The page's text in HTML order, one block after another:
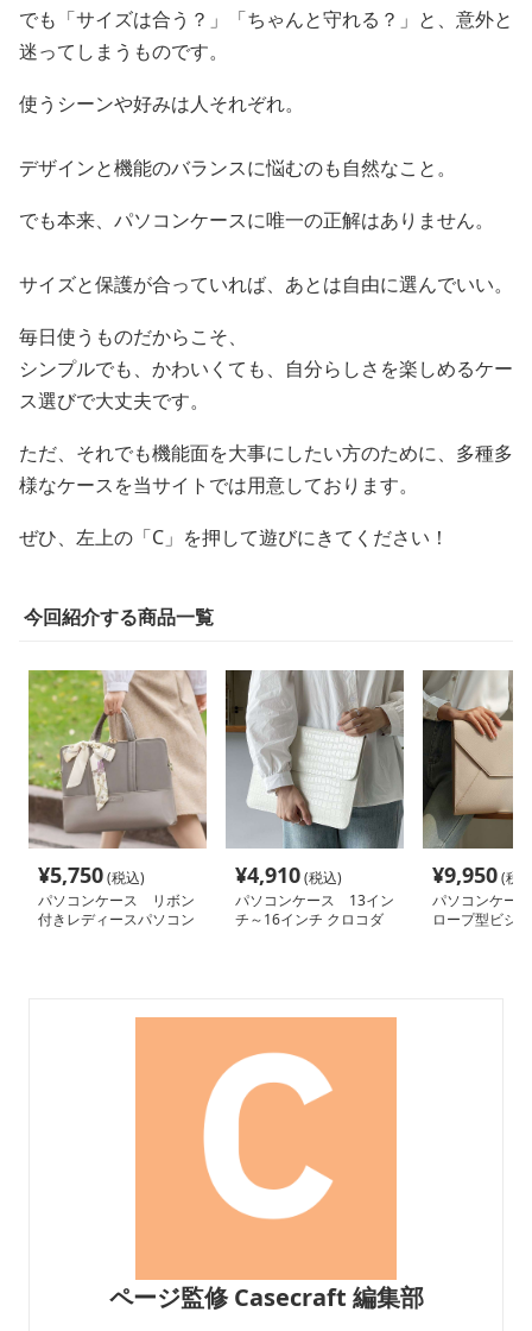
でも「サイズは合う？」「ちゃんと守れる？」と、意外と
迷ってしまうものです。
使うシーンや好みは人それぞれ。
デザインと機能のバランスに悩むのも自然なこと。
でも本来、パソコンケースに唯一の正解はありません。
サイズと保護が合っていれば、あとは自由に選んでいい。
毎日使うものだからこそ、
シンプルでも、かわいくても、自分らしさを楽しめるケー
ス選びで大丈夫です。
ただ、それでも機能面を大事にしたい方のために、多種多
様なケースを当サイトでは用意しております。
ぜひ、左上の「C」を押して遊びにきてください！
今回紹介する商品一覧
¥5,750(税込)
パソコンケース リボン
付きレディースパソコン
¥4,910(税込)
パソコンケース 13イン
チ～16インチ クロコダ
¥9,950(税
パソコンケー
ロープ型ビジ
ページ監修 Casecraft 編集部